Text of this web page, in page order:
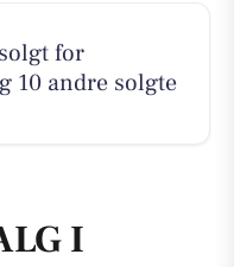
for
10 andre solgte
I